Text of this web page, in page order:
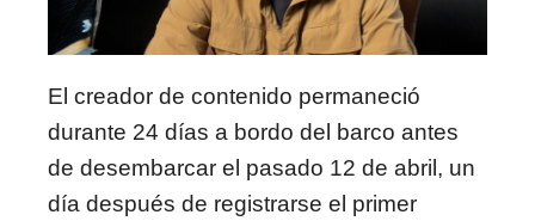
El creador de contenido permaneció
durante 24 días a bordo del barco antes
de desembarcar el pasado 12 de abril, un
día después de registrarse el primer